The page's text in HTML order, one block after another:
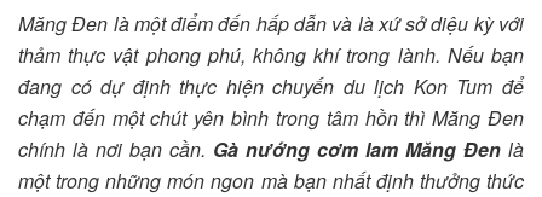
Măng Đen là một điểm đến hấp dẫn và là xứ sở diệu kỳ với
thảm thực vật phong phú, không khí trong lành. Nếu bạn
đang có dự định thực hiện chuyến du lịch Kon Tum để
chạm đến một chút yên bình trong tâm hồn thì Măng Đen
chính là nơi bạn cần. Gà nướng cơm lam Măng Đen là
một trong những món ngon mà bạn nhất định thưởng thức